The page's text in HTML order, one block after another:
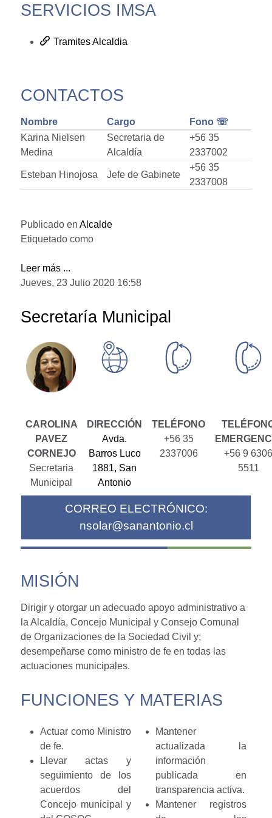
SERVICIOS IMSA
Tramites Alcaldia
CONTACTOS
Nombre Cargo
Fono ☏
Karina Nielsen
Medina
Secretaria de
Alcaldía
+56 35
2337002
Esteban Hinojosa Jefe de Gabinete
+56 35
2337008
Publicado en Alcalde
Etiquetado como
Leer más ...
Jueves, 23 Julio 2020 16:58
Secretaría Municipal
CAROLINA
PAVEZ
CORNEJO
Secretaria
Municipal
DIRECCIÓN
Avda.
Barros Luco
1881, San
Antonio
TELÉFONO
+56 35
2337006
+56 9 6306
5511
CORREO ELECTRÓNICO:
nsolar@sanantonio.cl
MISIÓN
Dirigir y otorgar un adecuado apoyo administrativo a
la Alcaldía, Concejo Municipal y Consejo Comunal
de Organizaciones de la Sociedad Civil y;
desempeñarse como ministro de fe en todas las
actuaciones municipales.
FUNCIONES Y MATERIAS
Actuar como Ministro
de fe.
Llevar actas y
seguimiento de los
acuerdos del
Concejo municipal y
Mantener
actualizada la
información
publicada en
transparencia activa.
Mantener registros